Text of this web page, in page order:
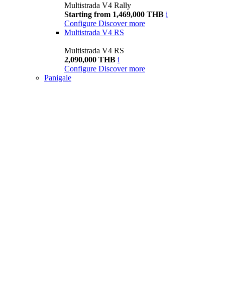
Multistrada V4 Rally
Starting from 1,469,000 THB i
Configure Discover more
Multistrada V4 RS
Multistrada V4 RS
2,090,000 THB i
Configure Discover more
Panigale